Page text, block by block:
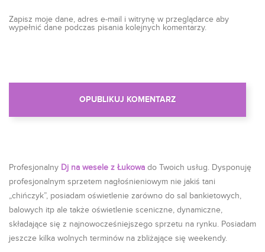
Zapisz moje dane, adres e-mail i witrynę w przeglądarce aby
wypełnić dane podczas pisania kolejnych komentarzy.
Profesjonalny Dj na wesele z Łukowa do Twoich usług. Dysponuję
profesjonalnym sprzetem nagłośnieniowym nie jakiś tani
„chińczyk”, posiadam oświetlenie zarówno do sal bankietowych,
balowych itp ale także oświetlenie sceniczne, dynamiczne,
składające się z najnowocześniejszego sprzetu na rynku. Posiadam
jeszcze kilka wolnych terminów na zbliżające się weekendy.